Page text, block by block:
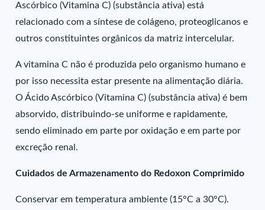
Ascórbico (Vitamina C) (substância ativa) está
relacionado com a síntese de colágeno, proteoglicanos e
outros constituintes orgânicos da matriz intercelular.
A vitamina C não é produzida pelo organismo humano e
por isso necessita estar presente na alimentação diária.
O Ácido Ascórbico (Vitamina C) (substância ativa) é bem
absorvido, distribuindo-se uniforme e rapidamente,
sendo eliminado em parte por oxidação e em parte por
excreção renal.
Cuidados de Armazenamento do Redoxon Comprimido
Conservar em temperatura ambiente (15°C a 30°C).